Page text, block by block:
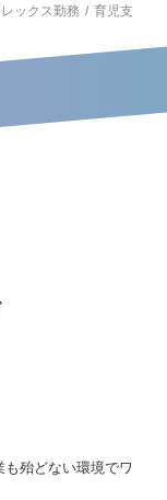
ックス勤務
育児支
も殆どない環境でワ